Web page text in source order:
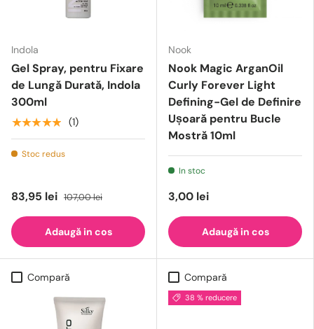
Indola
Gel Spray, pentru Fixare
de Lungă Durată, Indola
300ml
★★★★★ (1)
Stoc redus
83,95 lei 107,00 lei
Adaugă in cos
Nook
Nook Magic ArganOil
Curly Forever Light
Defining-Gel de Definire
Ușoară pentru Bucle
Mostră 10ml
In stoc
3,00 lei
Adaugă in cos
Compară Compară
38 % reducere